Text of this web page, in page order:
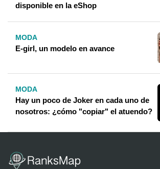
disponible en la eShop
MODA
E-girl, un modelo en avance
MODA
Hay un poco de Joker en cada uno de
nosotros: ¿cómo "copiar" el atuendo?